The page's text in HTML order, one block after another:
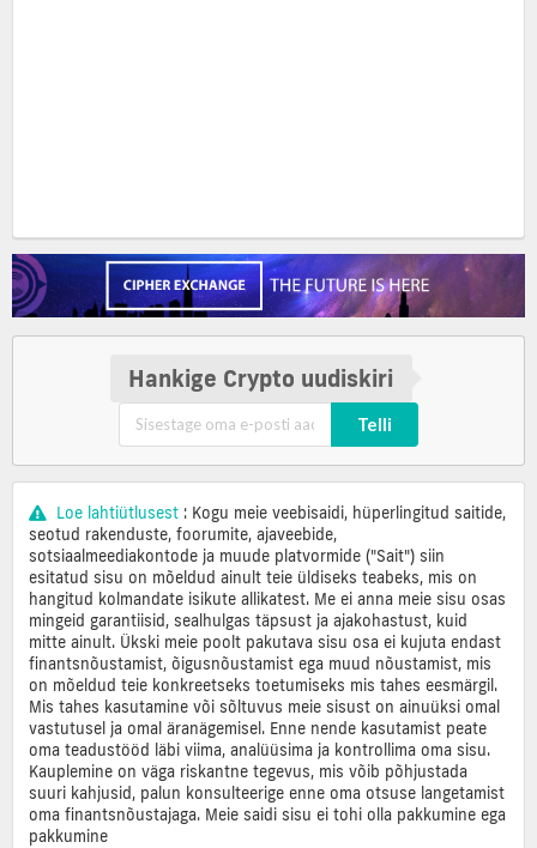
Hankige Crypto uudiskiri
Telli
Loe lahtiütlusest : Kogu meie veebisaidi, hüperlingitud saitide,
seotud rakenduste, foorumite, ajaveebide,
sotsiaalmeediakontode ja muude platvormide ("Sait") siin
esitatud sisu on mõeldud ainult teie üldiseks teabeks, mis on
hangitud kolmandate isikute allikatest. Me ei anna meie sisu osas
mingeid garantiisid, sealhulgas täpsust ja ajakohastust, kuid
mitte ainult. Ükski meie poolt pakutava sisu osa ei kujuta endast
finantsnõustamist, õigusnõustamist ega muud nõustamist, mis
on mõeldud teie konkreetseks toetumiseks mis tahes eesmärgil.
Mis tahes kasutamine või sõltuvus meie sisust on ainuüksi omal
vastutusel ja omal äranägemisel. Enne nende kasutamist peate
oma teadustööd läbi viima, analüüsima ja kontrollima oma sisu.
Kauplemine on väga riskantne tegevus, mis võib põhjustada
suuri kahjusid, palun konsulteerige enne oma otsuse langetamist
oma finantsnõustajaga. Meie saidi sisu ei tohi olla pakkumine ega
pakkumine